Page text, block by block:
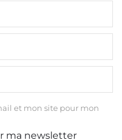
et mon site pour mon
ma newsletter